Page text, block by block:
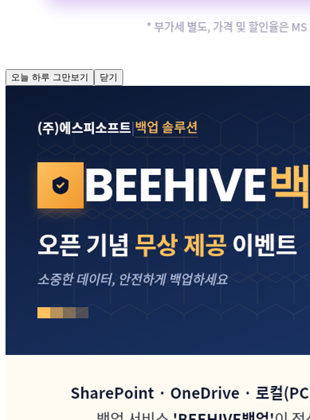
오늘 하루 그만보기 닫기